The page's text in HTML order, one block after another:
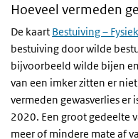
Hoeveel vermeden
De kaart Bestuiving – Fysiek
bestuiving door wilde
bijvoorbeeld wilde bijen
van een imker zitten er
vermeden gewasverlies er
2020. Een groot gedeelte
meer of mindere mate af